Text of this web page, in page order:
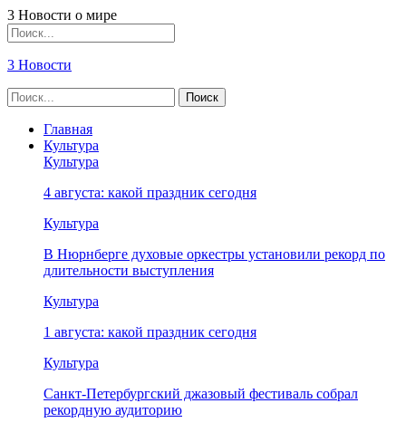
3 Новости о мире
3 Новости
Главная
Культура
Культура
4 августа: какой праздник сегодня
Культура
В Нюрнберге духовые оркестры установили рекорд по
длительности выступления
Культура
1 августа: какой праздник сегодня
Культура
Санкт-Петербургский джазовый фестиваль собрал
рекордную аудиторию